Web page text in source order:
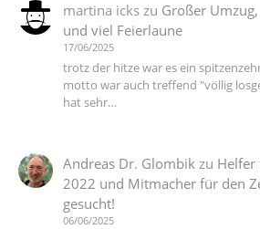
martina ickszu Großer
und viel Feierlaune
17/06/2025
trotz der hitze war es ein
motto war auch treffend "völlig
hat sehr…
Andreas Dr. Glombikzu Helfer
2022 und Mitmacher für den
gesucht!
06/06/2025